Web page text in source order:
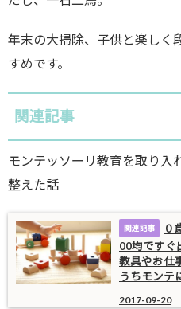
年末の大掃除、子供と楽しく
すめです。
関連記事
モンテッソーリ教育を取り入
整えた話
０
00均ですぐ
教具やお仕
うちモンテ
2017-09-20